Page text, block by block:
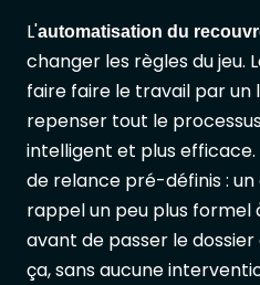
L'automatisation du
changer les règles du jeu.
faire faire le travail par un
repenser tout le
intelligent et plus
de relance pré-définis : un
rappel un peu plus formel
avant de passer le dossier
ça, sans aucune